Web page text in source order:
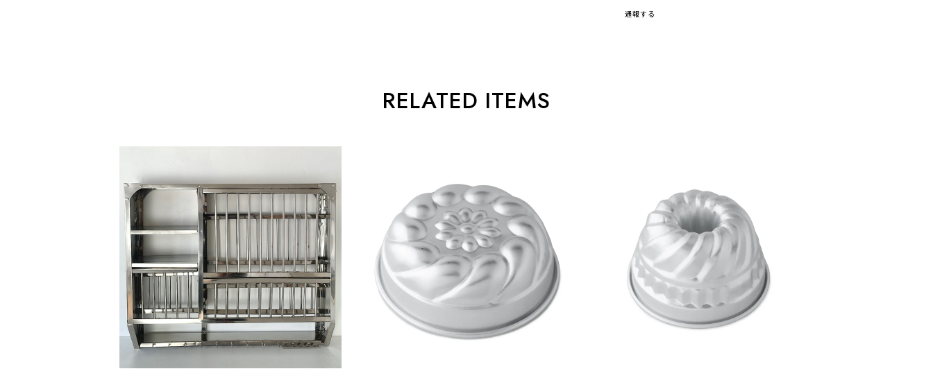
通報する
RELATED ITEMS